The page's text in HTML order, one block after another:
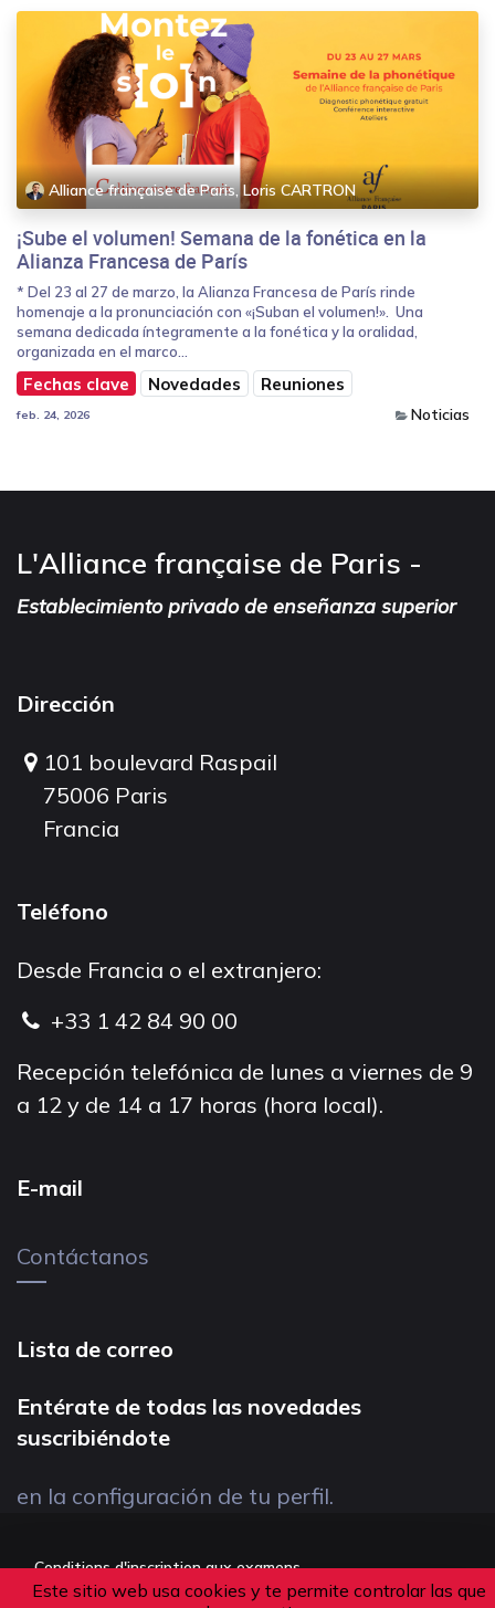
Este sitio web usa cookies y te permite controlar las que
Alliance française de Paris, Loris CARTRON
¡Sube el volumen! Semana de la fonética en la
Alianza Francesa de París
* Del 23 al 27 de marzo, la Alianza Francesa de París rinde
homenaje a la pronunciación con «¡Suban el volumen!». Una
semana dedicada íntegramente a la fonética y la oralidad,
organizada en el marco...
Fechas clave Novedades Reuniones
feb. 24, 2026 Noticias
L'Alliance française de Paris -
Establecimiento privado de enseñanza superior
Dirección
101 boulevard Raspail
75006 Paris
Francia
Teléfono
Desde Francia o el extranjero:
+33 1 42 84 90 00
Recepción telefónica de lunes a viernes de 9
a 12 y de 14 a 17 horas (hora local).
E-mail
Contáctanos
Lista de correo
Entérate de todas las novedades
suscribiéndote
en la configuración de tu perfil.
Conditions d'inscription aux examens
Politique de confidentialité